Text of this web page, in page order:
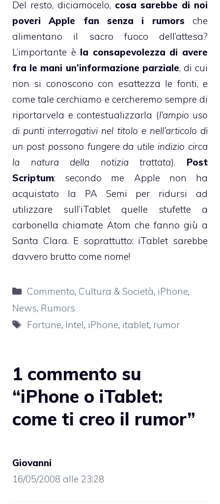
Del resto, diciamocelo, cosa sarebbe di noi
poveri Apple fan senza i rumors che
alimentano il sacro fuoco dell’attesa?
L’importante è la consapevolezza di avere
fra le mani un’informazione parziale, di cui
non si conoscono con esattezza le fonti, e
come tale cerchiamo e cercheremo sempre di
riportarvela e contestualizzarla (l’ampio uso
di punti interrogativi nel titolo e nell’articolo di
un post possono fungere da utile indizio circa
la natura della notizia trattata). Post
Scriptum: secondo me Apple non ha
acquistato la PA Semi per ridursi ad
utilizzare sull’iTablet quelle stufette a
carbonella chiamate Atom che fanno giù a
Santa Clara. E soprattutto: iTablet sarebbe
davvero brutto come nome!
Categorie
Commento, Cultura & Società, iPhone,
News, Rumors
Tag
Fortune, Intel, iPhone, itablet, rumor
1 commento su
“iPhone o iTablet:
come ti creo il rumor”
Giovanni
16/05/2008 alle 23:28